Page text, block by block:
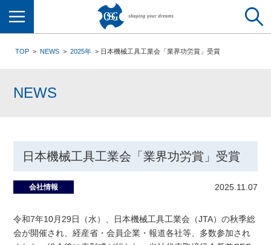
TOP NEWS 2025年 日本機械工具工業会「業界功労賞」受賞
NEWS
日本機械工具工業会「業界功労賞」受賞
会社情報 2025.11.07
令和7年10月29日（水）、日本機械工具工業会（JTA）の秋季総
会が開催され、経産省・会員企業・報道各社等、多数参加され